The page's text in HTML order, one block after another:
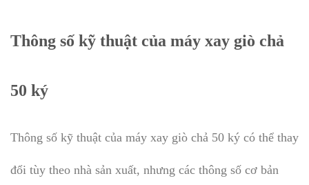
Thông số kỹ thuật của máy xay giò chả
50 ký
Thông số kỹ thuật của máy xay giò chả 50 ký có thể thay
đổi tùy theo nhà sản xuất, nhưng các thông số cơ bản